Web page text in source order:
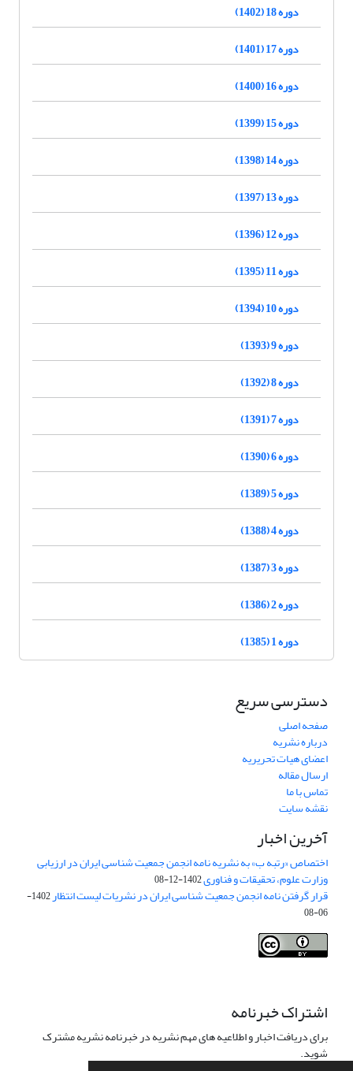
دوره 18 (1402)
دوره 17 (1401)
دوره 16 (1400)
دوره 15 (1399)
دوره 14 (1398)
دوره 13 (1397)
دوره 12 (1396)
دوره 11 (1395)
دوره 10 (1394)
دوره 9 (1393)
دوره 8 (1392)
دوره 7 (1391)
دوره 6 (1390)
دوره 5 (1389)
دوره 4 (1388)
دوره 3 (1387)
دوره 2 (1386)
دوره 1 (1385)
دسترسی سریع
صفحه اصلی
درباره نشریه
اعضای هیات تحریریه
ارسال مقاله
تماس با ما
نقشه سایت
آخرین اخبار
اختصاص «رتبه ب» به نشریه نامه انجمن جمعیت شناسی ایران در ارزیابی
وزارت علوم، تحقیقات و فناوری1402-12-08
قرار گرفتن نامه انجمن جمعیت شناسی ایران در نشریات لیست انتظار
1402-
06-08
اشتراک خبرنامه
برای دریافت اخبار و اطلاعیه های مهم نشریه در خبرنامه نشریه مشترک
شوید.